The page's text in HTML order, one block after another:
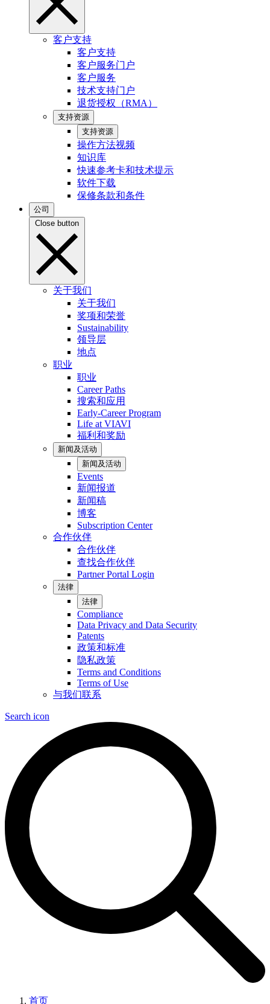
客户支持
客户支持
客户服务门户
客户服务
技术支持门户
退货授权（RMA）
支持资源
支持资源
操作方法视频
知识库
快速参考卡和技术提示
软件下载
保修条款和条件
公司
Close button
关于我们
关于我们
奖项和荣誉
Sustainability
领导层
地点
职业
职业
Career Paths
搜索和应用
Early-Career Program
Life at VIAVI
福利和奖励
新闻及活动
新闻及活动
Events
新闻报道
新闻稿
博客
Subscription Center
合作伙伴
合作伙伴
查找合作伙伴
Partner Portal Login
法律
法律
Compliance
Data Privacy and Data Security
Patents
政策和标准
隐私政策
Terms and Conditions
Terms of Use
与我们联系
Search icon
首页